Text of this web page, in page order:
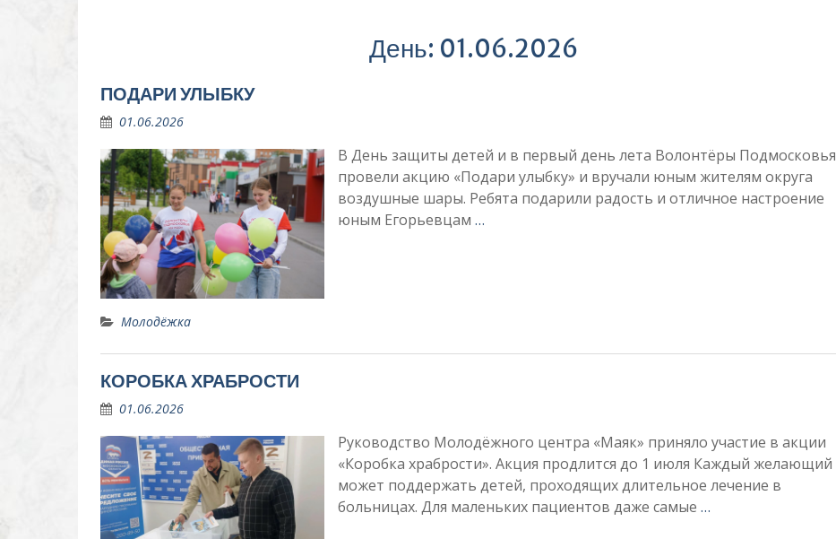
День: 01.06.2026
ПОДАРИ УЛЫБКУ
01.06.2026
В День защиты детей и в первый день лета Волонтёры Подмосковья
провели акцию «Подари улыбку» и вручали юным жителям округа
воздушные шары. Ребята подарили радость и отличное настроение
юным Егорьевцам …
Молодёжка
КОРОБКА ХРАБРОСТИ
01.06.2026
Руководство Молодёжного центра «Маяк» приняло участие в акции
«Коробка храбрости». Акция продлится до 1 июля Каждый желающий
может поддержать детей, проходящих длительное лечение в
больницах. Для маленьких пациентов даже самые …